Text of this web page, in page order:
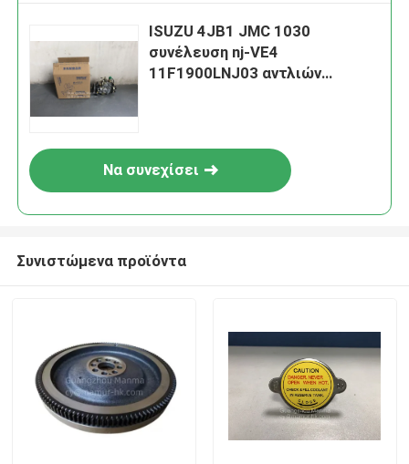
ISUZU 4JB1 JMC 1030
συνέλευση nj-VE4
11F1900LNJ03 αντλιών
Να συνεχίσει
Συνιστώμενα προϊόντα